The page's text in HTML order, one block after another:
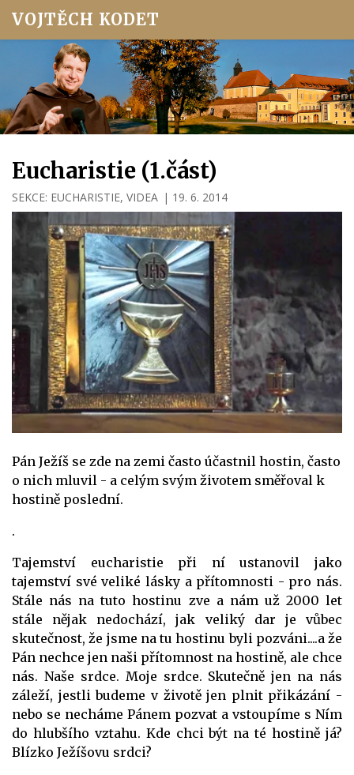
VOJTĚCH KODET
Eucharistie (1.část)
SEKCE: EUCHARISTIE, VIDEA | 19. 6. 2014
Pán Ježíš se zde na zemi často účastnil hostin, často
o nich mluvil - a celým svým životem směřoval k
hostině poslední.
.
Tajemství eucharistie při ní ustanovil jako
tajemství své veliké lásky a přítomnosti - pro nás.
Stále nás na tuto hostinu zve a nám už 2000 let
stále nějak nedochází, jak veliký dar je vůbec
skutečnost, že jsme na tu hostinu byli pozváni....a že
Pán nechce jen naši přítomnost na hostině, ale chce
nás. Naše srdce. Moje srdce. Skutečně jen na nás
záleží, jestli budeme v životě jen plnit přikázání -
nebo se necháme Pánem pozvat a vstoupíme s Ním
do hlubšího vztahu. Kde chci být na té hostině já?
Blízko Ježíšovu srdci?